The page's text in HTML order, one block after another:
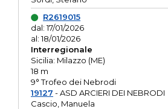
R2619015
dal: 17/01/2026
al: 18/01/2026
Interregionale
Sicilia: Milazzo (ME)
18 m
9° Trofeo dei Nebrodi
19127 - ASD ARCIERI DEI NEBRODI
Cascio, Manuela